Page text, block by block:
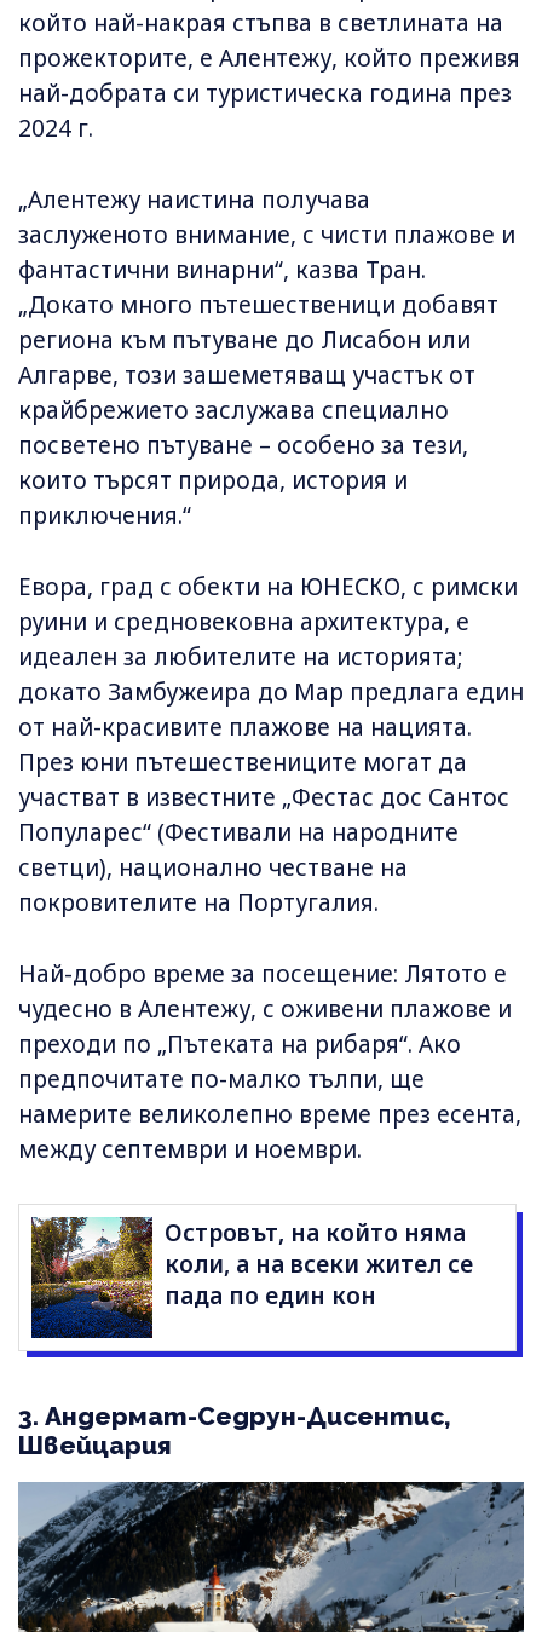
който най-накрая стъпва в светлината на
прожекторите, е Алентежу, който преживя
най-добрата си туристическа година през
2024 г.
„Алентежу наистина получава
заслуженото внимание, с чисти плажове и
фантастични винарни“, казва Тран.
„Докато много пътешественици добавят
региона към пътуване до Лисабон или
Алгарве, този зашеметяващ участък от
крайбрежието заслужава специално
посветено пътуване – особено за тези,
които търсят природа, история и
приключения.“
Евора, град с обекти на ЮНЕСКО, с римски
руини и средновековна архитектура, е
идеален за любителите на историята;
докато Замбужеира до Мар предлага един
от най-красивите плажове на нацията.
През юни пътешествениците могат да
участват в известните „Фестас дос Сантос
Популарес“ (Фестивали на народните
светци), национално честване на
покровителите на Португалия.
Най-добро време за посещение: Лятото е
чудесно в Алентежу, с оживени плажове и
преходи по „Пътеката на рибаря“. Ако
предпочитате по-малко тълпи, ще
намерите великолепно време през есента,
между септември и ноември.
Островът, на който няма
коли, а на всеки жител се
пада по един кон
3. Андермат-Седрун-Дисентис,
Швейцария